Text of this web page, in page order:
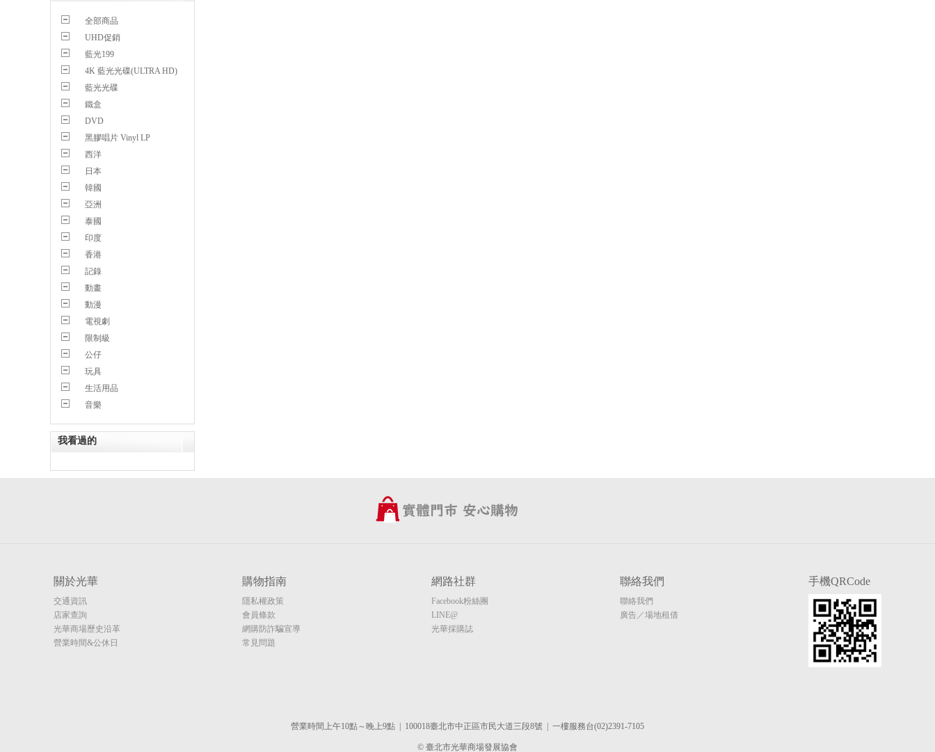
全部商品
UHD促銷
藍光199
4K 藍光光碟(ULTRA HD)
藍光光碟
鐵盒
DVD
黑膠唱片 Vinyl LP
西洋
日本
韓國
亞洲
泰國
印度
香港
記錄
動畫
動漫
電視劇
限制級
公仔
玩具
生活用品
音樂
我看過的
關於光華
交通資訊
店家查詢
光華商場歷史沿革
營業時間&公休日
購物指南
隱私權政策
會員條款
網購防詐騙宣導
常見問題
網路社群
Facebook粉絲團
LINE@
光華採購誌
聯絡我們
聯絡我們
廣告／場地租借
手機QRCode
營業時間上午10點～晚上9點 | 100018臺北市中正區市民大道三段8號 | 一樓服務台(02)2391-7105
© 臺北市光華商場發展協會